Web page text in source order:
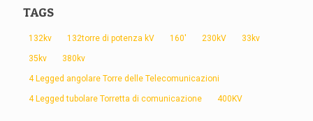
TAGS
132kv 132torre di potenza kV 160' 230kV 33kv
35kv 380kv
4 Legged angolare Torre delle Telecomunicazioni
4 Legged tubolare Torretta di comunicazione 400KV